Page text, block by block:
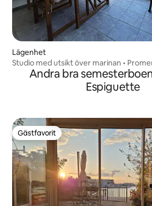
Lägenhet
Studio med utsikt över marinan •
Luftkonditionering • 4 pers
Andra bra
Espiguette
Gästfavorit
Gästfavorit